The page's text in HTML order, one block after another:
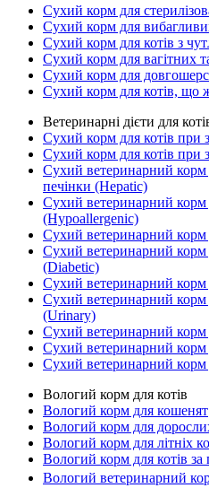
Сухий корм для
Сухий корм для
Сухий корм для котів з
Сухий корм для вагітних
Сухий корм для
Сухий корм для котів, що
Ветеринарні дієти для
Сухий корм для котів
Сухий корм для котів при
Сухий ветеринарний корм
печінки (Hepatic)
Сухий ветеринарний корм
(Hypoallergenic)
Сухий ветеринарний
Сухий ветеринарний корм
(Diabetic)
Сухий ветеринарний корм
Сухий ветеринарний корм
(Urinary)
Сухий ветеринарний корм
Сухий ветеринарний корм
Сухий ветеринарний корм
Вологий корм для котів
Вологий корм для кошенят
Вологий корм для
Вологий корм для літніх
Вологий корм для котів
Вологий ветеринарний